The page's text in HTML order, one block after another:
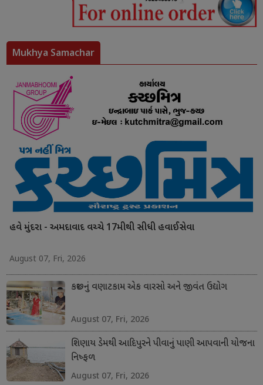
Mukhya Samachar
હવે મુંદરા - અમદાવાદ વચ્ચે 17મીથી સીધી હવાઈસેવા
August 07, Fri, 2026
કચ્છનું વણાટકામ એક વારસો અને જીવંત ઉદ્યોગ
August 07, Fri, 2026
શિણાય ડેમથી આદિપુરને પીવાનું પાણી આપવાની યોજના
નિષ્ફળ
August 07, Fri, 2026